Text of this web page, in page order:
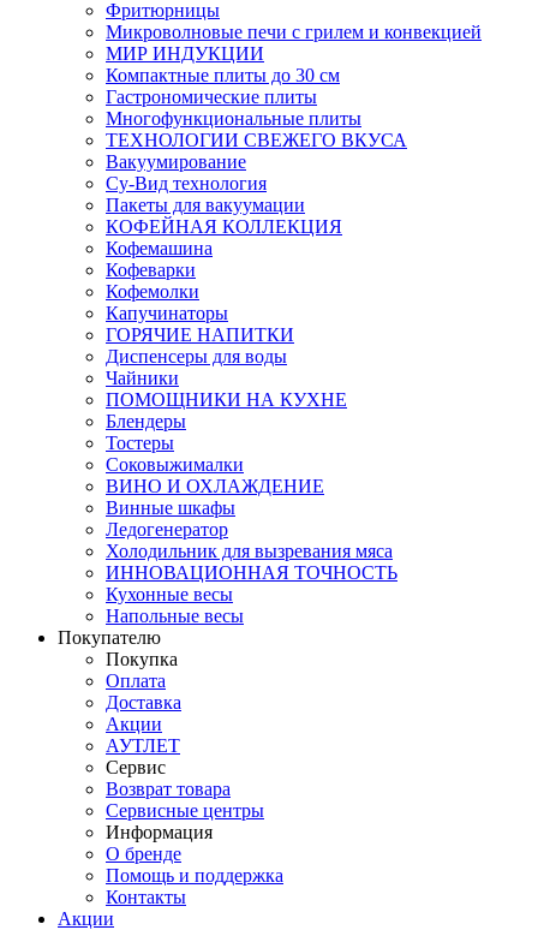
Фритюрницы
Микроволновые печи с грилем и конвекцией
МИР ИНДУКЦИИ
Компактные плиты до 30 см
Гастрономические плиты
Многофункциональные плиты
ТЕХНОЛОГИИ СВЕЖЕГО ВКУСА
Вакуумирование
Су-Вид технология
Пакеты для вакуумации
КОФЕЙНАЯ КОЛЛЕКЦИЯ
Кофемашина
Кофеварки
Кофемолки
Капучинаторы
ГОРЯЧИЕ НАПИТКИ
Диспенсеры для воды
Чайники
ПОМОЩНИКИ НА КУХНЕ
Блендеры
Тостеры
Соковыжималки
ВИНО И ОХЛАЖДЕНИЕ
Винные шкафы
Ледогенератор
Холодильник для вызревания мяса
ИННОВАЦИОННАЯ ТОЧНОСТЬ
Кухонные весы
Напольные весы
Покупателю
Покупка
Оплата
Доставка
Акции
АУТЛЕТ
Сервис
Возврат товара
Сервисные центры
Информация
О бренде
Помощь и поддержка
Контакты
Акции